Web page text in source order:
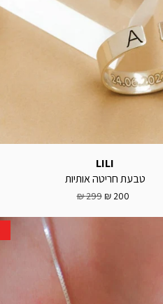
LILI
טבעת חריטה אותיות
200 ₪
299 ₪